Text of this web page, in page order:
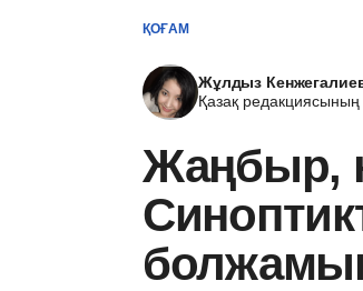
ҚОҒАМ
Жұлдыз
Қазақ
Жаңбыр,